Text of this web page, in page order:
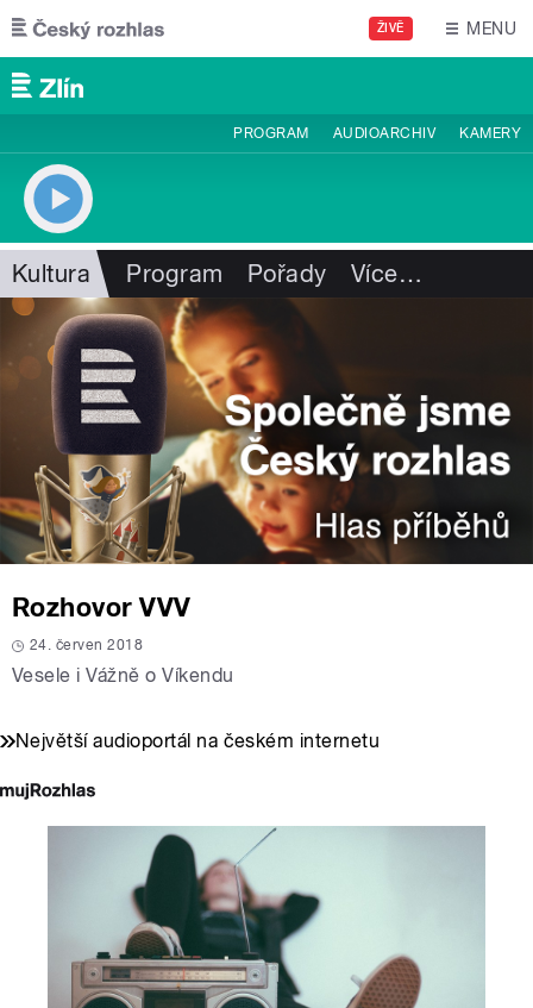
Přejít k hlavnímu obsahu
ŽIVĚ MENU
PROGRAM AUDIOARCHIV KAMERY
Kultura Program Pořady Více…
Rozhovor VVV
24. červen 2018
Vesele i Vážně o Víkendu
Největší audioportál na českém internetu